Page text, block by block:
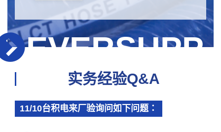
EVERSUPP
实务经验Q&A
11/10台积电来厂验询问如下问题：